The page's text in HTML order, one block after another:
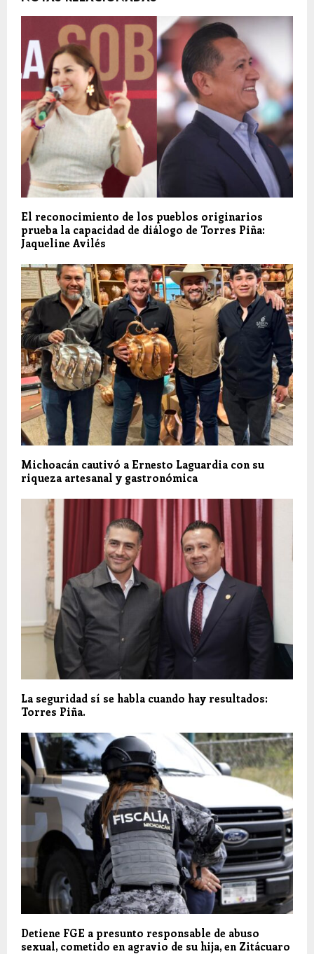
El reconocimiento de los pueblos originarios
prueba la capacidad de diálogo de Torres Piña:
Jaqueline Avilés
Michoacán cautivó a Ernesto Laguardia con su
riqueza artesanal y gastronómica
La seguridad sí se habla cuando hay resultados:
Torres Piña.
Detiene FGE a presunto responsable de abuso
sexual, cometido en agravio de su hija, en Zitácuaro